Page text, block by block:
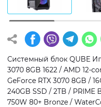
Операционная
Windows 11 Home
Windows 11 Pro
Без ОС
Дополнительно
Системный блок QUBE
3070 8GB 1622 / AMD 12-
GeForce RTX 3070 8GB /
240GB SSD / 2TB / PRIME
750W 80+ Bronze /